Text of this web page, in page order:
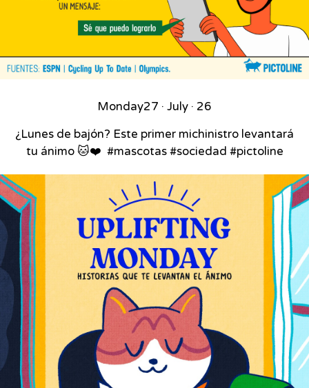
Monday27 · July · 26
¿Lunes de bajón? Este primer michinistro levantará
tu ánimo 🐱❤️⁣ ⁣ #mascotas #sociedad #pictoline